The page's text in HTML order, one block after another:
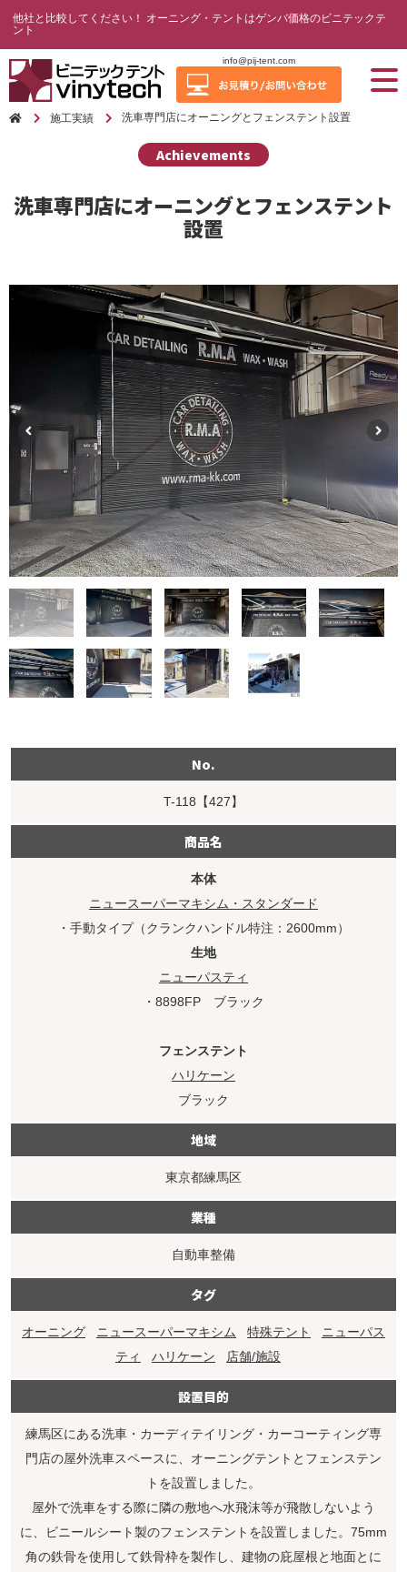
他社と比較してください！ オーニング・テントはゲンバ価格のビニテックテ
ント
info@pij-tent.com
施工実績 洗車専門店にオーニングとフェンステント設置
Achievements
洗車専門店にオーニングとフェンステント
設置
No.
T-118【427】
商品名
本体
ニュースーパーマキシム・スタンダード
・手動タイプ（クランクハンドル特注：2600mm）
生地
ニューパスティ
・8898FP ブラック
フェンステント
ハリケーン
ブラック
地域
東京都練馬区
業種
自動車整備
タグ
オーニング ニュースーパーマキシム 特殊テント
ニューパス
ティ
ハリケーン 店舗/施設
設置目的
練馬区にある洗車・カーディテイリング・カーコーティング専
門店の屋外洗車スペースに、オーニングテントとフェンステン
トを設置しました。
屋外で洗車をする際に隣の敷地へ水飛沫等が飛散しないよう
に、ビニールシート製のフェンステントを設置しました。75mm
角の鉄骨を使用して鉄骨枠を製作し、建物の庇屋根と地面とに